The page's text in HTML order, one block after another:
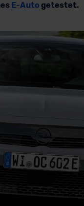
E-Auto getestet.